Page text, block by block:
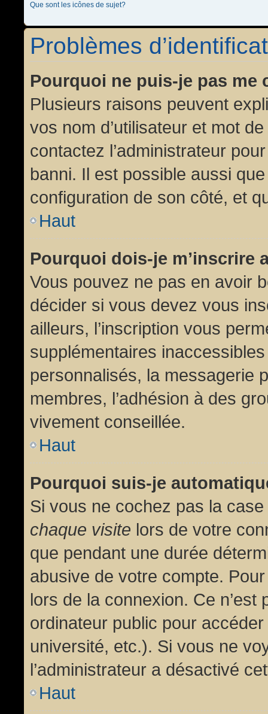
Que sont les icônes de sujet?
Problèmes
Pourquoi ne puis-je pas me
Plusieurs raisons peuvent
vos nom d’utilisateur et mot
contactez l’administrateur
banni. Il est possible aussi
configuration de son côté, et
Haut
Pourquoi dois-je m’inscrire
Vous pouvez ne pas en avoir
décider si vous devez vous
ailleurs, l’inscription vous
supplémentaires
personnalisés, la messagerie
membres, l’adhésion à des
vivement conseillée.
Haut
Pourquoi suis-je
Si vous ne cochez pas la case
chaque visite lors de votre
que pendant une durée
abusive de votre compte.
lors de la connexion. Ce
ordinateur public pour
université, etc.). Si vous ne
l’administrateur a désactivé
Haut